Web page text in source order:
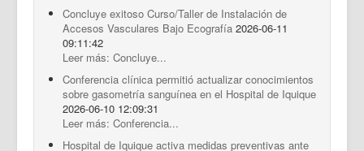
Concluye exitoso Curso/Taller de Instalación de
Accesos Vasculares Bajo Ecografía 2026-06-11
09:11:42
Leer más: Concluye...
Conferencia clínica permitió actualizar conocimientos
sobre gasometría sanguínea en el Hospital de Iquique
2026-06-10 12:09:31
Leer más: Conferencia...
Hospital de Iquique activa medidas preventivas ante